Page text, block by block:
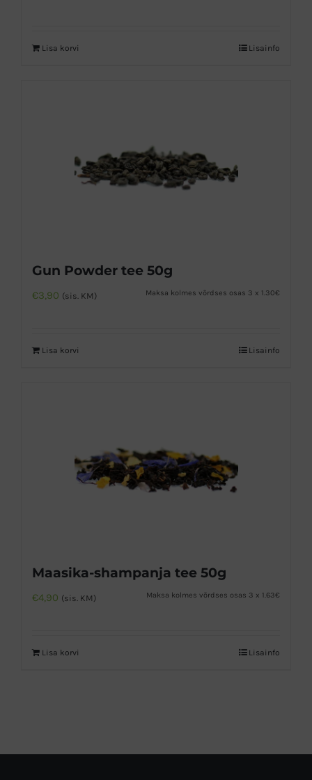
Lisa korvi Lisainfo
Gun Powder tee 50g
€3,90 (sis. KM) Maksa kolmes võrdses osas 3 x 1.30€
Lisa korvi Lisainfo
Maasika-shampanja tee 50g
€4,90 (sis. KM) Maksa kolmes võrdses osas 3 x 1.63€
Lisa korvi Lisainfo